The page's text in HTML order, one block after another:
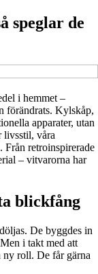
speglar de
i hemmet –
förändrats. Kylskåp,
apparater, utan
livsstil, våra
Från retroinspirerade
– vitvarorna har
blickfång
De byggdes in
i takt med att
ny roll. De får gärna